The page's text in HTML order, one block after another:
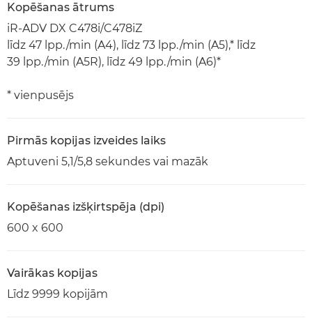
Kopēšanas ātrums
iR-ADV DX C478i/C478iZ
līdz 47 lpp./min (A4), līdz 73 lpp./min (A5),* līdz
39 lpp./min (A5R), līdz 49 lpp./min (A6)*
* vienpusējs
Pirmās kopijas izveides laiks
Aptuveni 5,1/5,8 sekundes vai mazāk
Kopēšanas izšķirtspēja (dpi)
600 x 600
Vairākas kopijas
Līdz 9999 kopijām